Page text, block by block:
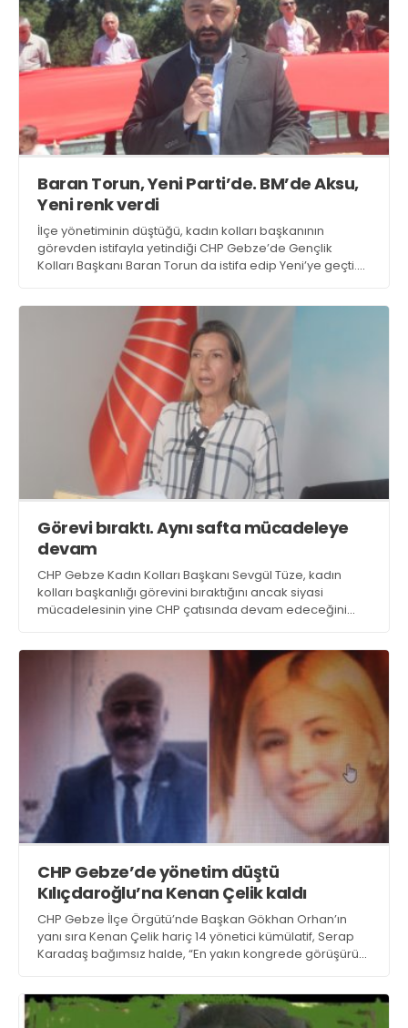
Baran Torun, Yeni Parti’de. BM’de Aksu,
Yeni renk verdi
İlçe yönetiminin düştüğü, kadın kolları başkanının
görevden istifayla yetindiği CHP Gebze’de Gençlik
Kolları Başkanı Baran Torun da istifa edip Yeni’ye geçti.
medyadan verdi
Görevi bıraktı. Aynı safta mücadeleye
devam
CHP Gebze Kadın Kolları Başkanı Sevgül Tüze, kadın
kolları başkanlığı görevini bıraktığını ancak siyasi
mücadelesinin yine CHP çatısında devam edeceğini
CHP Gebze’de yönetim düştü
Kılıçdaroğlu’na Kenan Çelik kaldı
CHP Gebze İlçe Örgütü’nde Başkan Gökhan Orhan’ın
yanı sıra Kenan Çelik hariç 14 yönetici kümülatif, Serap
Karadaş bağımsız halde, “En yakın kongrede görüşürüz”